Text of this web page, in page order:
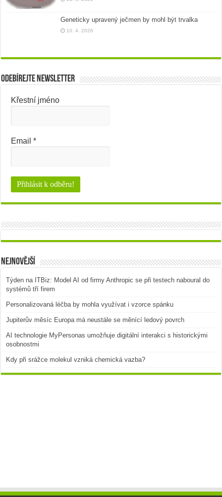
Geneticky upravený ječmen by mohl být trvalka
10. 4. 2026
Odebírejte newsletter
Křestní jméno
Email*
Nejnovější
Týden na ITBiz: Model AI od firmy Anthropic se při testech naboural do
systémů tří firem
Personalizovaná léčba by mohla využívat i vzorce spánku
Jupiterův měsíc Europa má neustále se měnící ledový povrch
AI technologie MyPersonas umožňuje digitální interakci s historickými
osobnostmi
Kdy při srážce molekul vzniká chemická vazba?